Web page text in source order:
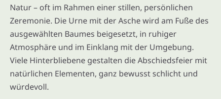
Natur – oft im Rahmen einer stillen, persönlichen
Zeremonie. Die Urne mit der Asche wird am Fuße des
ausgewählten Baumes beigesetzt, in ruhiger
Atmosphäre und im Einklang mit der Umgebung.
Viele Hinterbliebene gestalten die Abschiedsfeier mit
natürlichen Elementen, ganz bewusst schlicht und
würdevoll.